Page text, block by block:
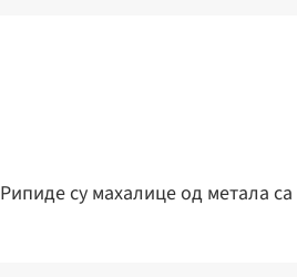
Рипиде су махалице од метала